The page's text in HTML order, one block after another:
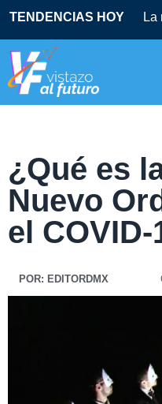
TENDENCIAS HOY La
¿Qué es
Nuevo
el COVID-
POR: EDITORDMX